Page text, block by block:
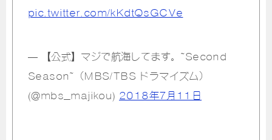
pic.twitter.com/kKdtQsGCVe
— 【公式】マジで航海してます。~Second
Season~（MBS/TBS ドラマイズム）
(@mbs_majikou) 2018年7月11日